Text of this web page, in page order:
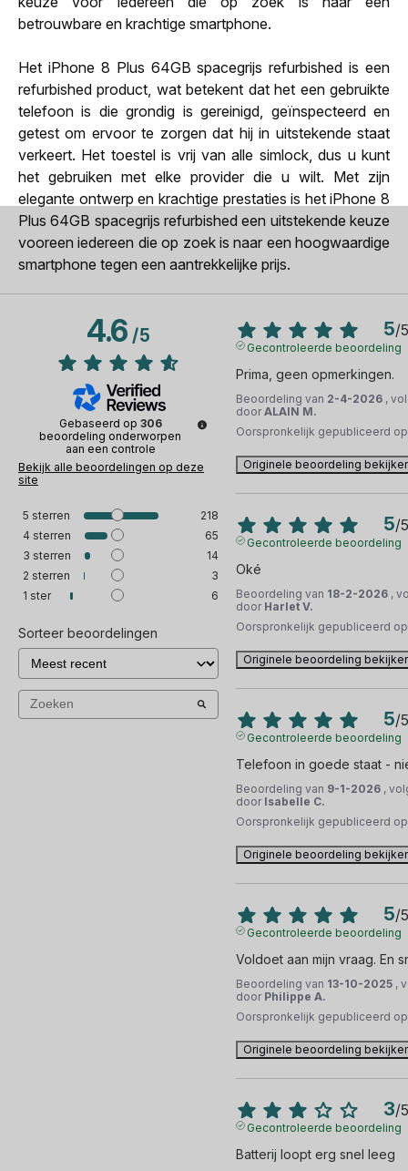
betrouwbare en krachtige smartphone.
Het iPhone 8 Plus 64GB spacegrijs refurbished is een
refurbished product, wat betekent dat het een gebruikte
telefoon is die grondig is gereinigd, geïnspecteerd en
getest om ervoor te zorgen dat hij in uitstekende staat
verkeert. Het toestel is vrij van alle simlock, dus u kunt
het gebruiken met elke provider die u wilt. Met zijn
elegante ontwerp en krachtige prestaties is het iPhone 8
Plus 64GB spacegrijs refurbished een uitstekende keuze
vooreen iedereen die op zoek is naar een hoogwaardige
smartphone tegen een aantrekkelijke prijs.
4.6/5
Gebaseerd op 306
beoordeling onderworpen
aan een controle
Bekijk alle beoordelingen op deze
site
5 sterren
218
4 sterren
65
3 sterren
14
2 sterren
3
1 ster 6
Sorteer beoordelingen
5/5
Gecontroleerde beoordeling
Prima, geen opmerkingen.
Beoordeling van 2-4-2026 ,
door ALAIN M.
Oorspronkelijk gepubliceerd
Originele beoordeling
5/5
Gecontroleerde beoordeling
Oké
Beoordeling van 18-2-2026 ,
door Harlet V.
Oorspronkelijk gepubliceerd
Originele beoordeling
5/5
Gecontroleerde beoordeling
Telefoon in goede staat -
Beoordeling van 9-1-2026 ,
door Isabelle C.
Oorspronkelijk gepubliceerd
Originele beoordeling
5/5
Gecontroleerde beoordeling
Voldoet aan mijn vraag. En
Beoordeling van 13-10-2025 ,
door Philippe A.
Oorspronkelijk gepubliceerd
Originele beoordeling
3/5
Gecontroleerde beoordeling
Batterij loopt erg snel leeg